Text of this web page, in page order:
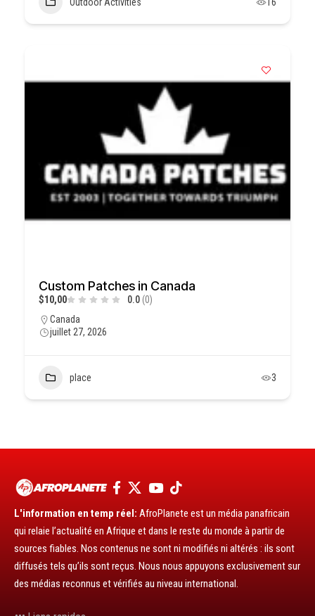
Custom Patches in Canada
$10,00 0.0 (0)
Canada
juillet 27, 2026
place 3
L'information en temp réel: AfroPlanete est un média panafricain
qui relaie l’actualité en Afrique et dans le reste du monde à partir de
sources fiables. Nos contenus ne sont ni modifiés ni altérés : ils sont
diffusés tels qu’ils sont reçus. Nous nous appuyons exclusivement sur
des médias reconnus et vérifiés au niveau international.